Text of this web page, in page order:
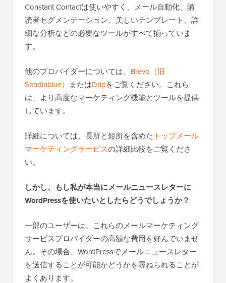
Constant Contactは使いやすく、メール自動化、購
読者セグメンテーション、美しいテンプレート、詳
細な分析などの必要なツールがすべて揃っていま
す。
他のプロバイダーについては、 Brevo（旧
Sendinblue） またはDripをご覧ください。これら
は、より高度なマーケティング機能とツールを提供
しています。
詳細については、長所と短所を含めた トップメール
マーケティングサービスの詳細比較をご覧くださ
い。
しかし、もし私が本当にメールニュースレターに
WordPressを使いたいとしたらどうでしょうか？
一部のユーザーは、これらのメールマーケティング
サービスプロバイダーの高額な費用を好んでいませ
ん。その場合、WordPressでメールニュースレター
を送信することが可能かどうかを尋ねられることが
よくあります。